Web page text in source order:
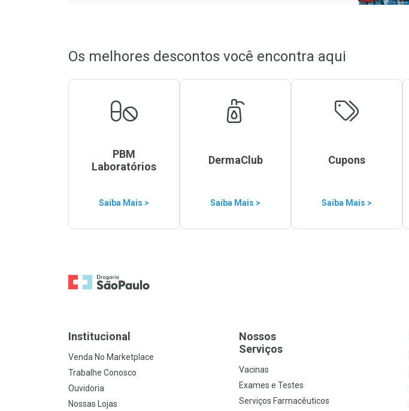
Os melhores descontos você encontra aqui
PBM
Laboratórios
Saiba Mais >
DermaClub
Saiba Mais >
Cupons
Saiba Mais >
Ir para a Home
Institucional
Venda No Marketplace
Trabalhe Conosco
Ouvidoria
Nossas Lojas
Nossos
Serviços
Vacinas
Exames e Testes
Serviços Farmacêuticos